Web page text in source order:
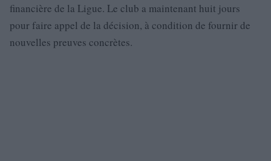
financière de la Ligue. Le club a maintenant huit jours
pour faire appel de la décision, à condition de fournir de
nouvelles preuves concrètes.